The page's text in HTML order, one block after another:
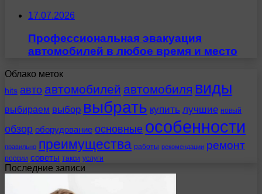
17.07.2026
Профессиональная эвакуация
автомобилей в любое время и место
Облако меток
hits авто автомобилей автомобиля виды
выбираем выбор выбрать купить лучшие новый
обзор оборудование основные особенности
правильно преимущества работы рекомендации ремонт
россии советы такси услуги
Последние записи